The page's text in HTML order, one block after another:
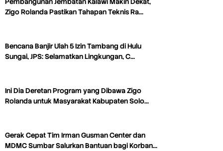
Zigo Rolanda Pastikan Tahapan Teknis Ra…
Bencana Banjir Ulah 5 Izin Tambang di Hulu
Sungai, JPS: Selamatkan Lingkungan, C…
Ini Dia Deretan Program yang Dibawa Zigo
Rolanda untuk Masyarakat Kabupaten Solo…
Gerak Cepat Tim Irman Gusman Center dan
MDMC Sumbar Salurkan Bantuan bagi Korban…